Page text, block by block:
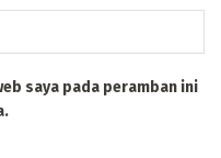
saya pada peramban ini